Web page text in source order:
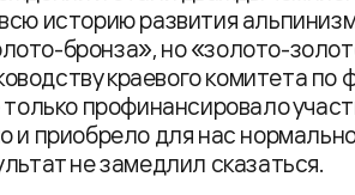
историю развития
бронза», но «золото-
краевого комитета по
профинансировало
и приобрело для нас
не замедлил сказаться.